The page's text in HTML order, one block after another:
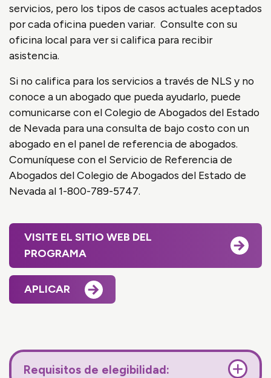
servicios, pero los tipos de casos actuales aceptados
por cada oficina pueden variar. Consulte con su
oficina local para ver si califica para recibir
asistencia.
Si no califica para los servicios a través de NLS y no
conoce a un abogado que pueda ayudarlo, puede
comunicarse con el Colegio de Abogados del Estado
de Nevada para una consulta de bajo costo con un
abogado en el panel de referencia de abogados.
Comuníquese con el Servicio de Referencia de
Abogados del Colegio de Abogados del Estado de
Nevada al 1-800-789-5747.
VISITE EL SITIO WEB DEL
PROGRAMA
APLICAR
Requisitos de elegibilidad: